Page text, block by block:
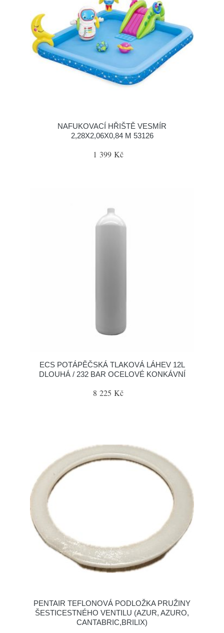
NAFUKOVACÍ HŘIŠTĚ VESMÍR
2,28X2,06X0,84 M 53126
1 399 Kč
ECS POTÁPĚČSKÁ TLAKOVÁ LÁHEV 12L
DLOUHÁ / 232 BAR OCELOVÉ KONKÁVNÍ
8 225 Kč
PENTAIR TEFLONOVÁ PODLOŽKA PRUŽINY
ŠESTICESTNÉHO VENTILU (AZUR, AZURO,
CANTABRIC,BRILIX)